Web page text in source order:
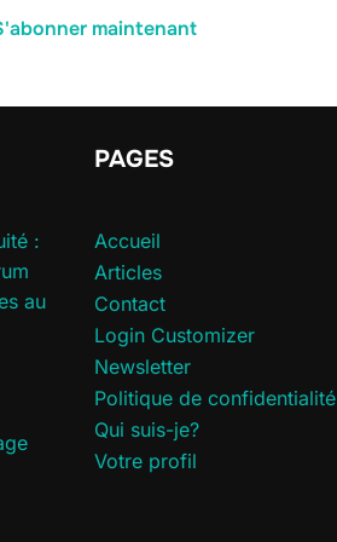
maintenant
:
au
PAGES
Accueil
Articles
Contact
Login Customizer
Newsletter
Politique de confidentialité
Qui suis-je?
Votre profil